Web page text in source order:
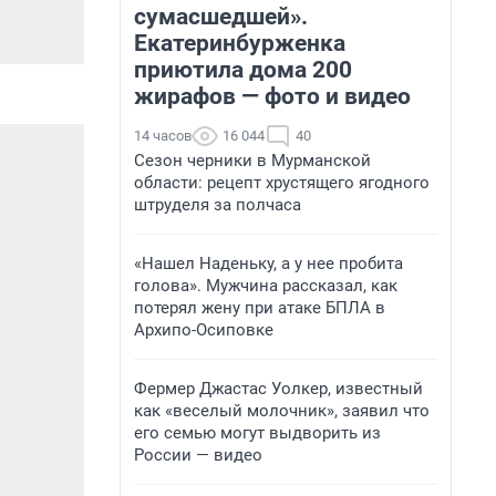
сумасшедшей».
Екатеринбурженка
приютила дома 200
жирафов — фото и видео
14 часов 16 044 40
Сезон черники в Мурманской
области: рецепт хрустящего ягодного
штруделя за полчаса
«Нашел Наденьку, а у нее пробита
голова». Мужчина рассказал, как
потерял жену при атаке БПЛА в
Архипо-Осиповке
Фермер Джастас Уолкер, известный
как «веселый молочник», заявил что
его семью могут выдворить из
России — видео